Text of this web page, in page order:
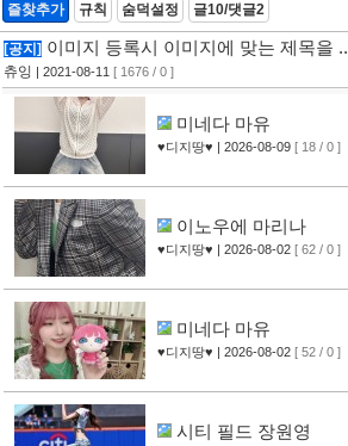
즐찾추가
규칙 숨덕설정 글10/댓글2
[공지] 이미지 등록시 이미지에 맞는 제목을 ..
츄잉 | 2021-08-11 [ 1676 / 0 ]
미네다 마유
♥디지땅♥ | 2026-08-09 [ 18 / 0 ]
이노우에 마리나
♥디지땅♥ | 2026-08-02 [ 62 / 0 ]
미네다 마유
♥디지땅♥ | 2026-08-02 [ 52 / 0 ]
시티 필드 장원영